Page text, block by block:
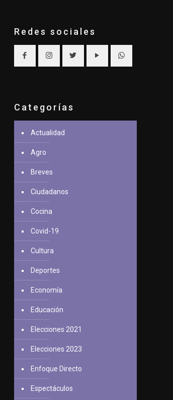
Redes sociales
Categorías
Actualidad
Agro
Breves
Ciudadanos
Cocina
Covid-19
Cultura
Deportes
Economía
Educación
Elecciones 2021
Elecciones 2023
Enfoque Directo
Espectáculos